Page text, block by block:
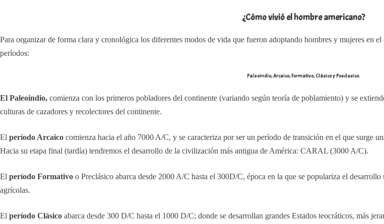
¿Cómo vivió el hombre americano?
Para organizar de forma clara y cronológica los diferentes modos de vida que fueron adoptando hombres y mujeres en
períodos:
Paleoindio, Arcaico, Formativo, Clásico y Posclasico.
El Paleoindio, comienza con los primeros pobladores del continente (variando según teoría de poblamiento) y se
culturas de cazadores y recolectores del continente.
El período Arcaico comienza hacia el año 7000 A/C, y se caracteriza por ser un período de transición en el que surge
Hacia su etapa final (tardía) tendremos el desarrollo de la civilización más antigua de América: CARAL (3000 A/C).
El período Formativo o Preclásico abarca desde 2000 A/C hasta el 300D/C, época en la que se populariza el
agrícolas.
El período Clásico abarca desde 300 D/C hasta el 1000 D/C; donde se desarrollan grandes Estados teocráticos, más